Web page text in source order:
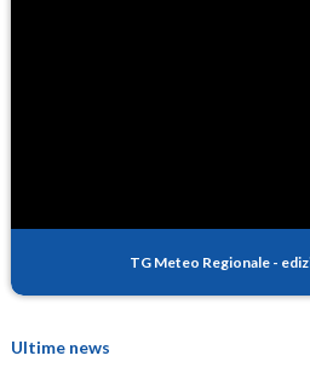
TG Meteo Regionale -
Ultime news